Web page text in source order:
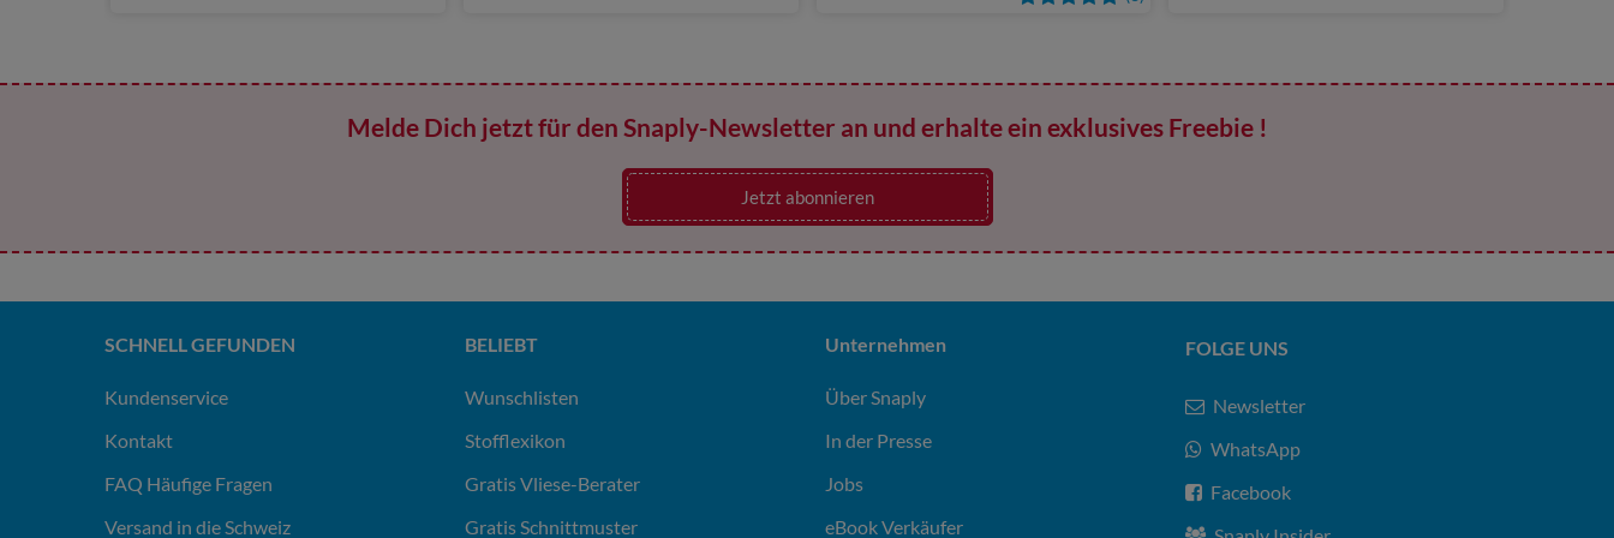
Melde Dich jetzt für den Snaply-Newsletter an und erhalte ein exklusives Freebie !
Jetzt abonnieren
SCHNELL GEFUNDEN
Kundenservice
Kontakt
FAQ Häufige Fragen
Versand in die Schweiz
BELIEBT
Wunschlisten
Stofflexikon
Gratis Vliese-Berater
Gratis Schnittmuster
Unternehmen
Über Snaply
In der Presse
Jobs
eBook Verkäufer
FOLGE UNS
Newsletter
WhatsApp
Facebook